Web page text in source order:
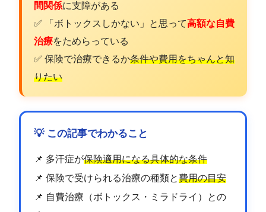
間関係に支障がある
✅ 「ボトックスしかない」と思って高額な自費
治療をためらっている
✅ 保険で治療できるか条件や費用をちゃんと知
りたい
💡 この記事でわかること
📌 多汗症が保険適用になる具体的な条件
📌 保険で受けられる治療の種類と費用の目安
📌 自費治療（ボトックス・ミラドライ）との